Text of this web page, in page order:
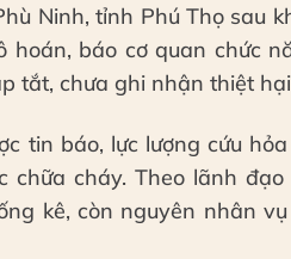
Ninh, tỉnh Phú Thọ sau
hoán, báo cơ quan chức
tắt, chưa ghi nhận thiệt
tin báo, lực lượng cứu
chữa cháy. Theo lãnh
kê, còn nguyên nhân